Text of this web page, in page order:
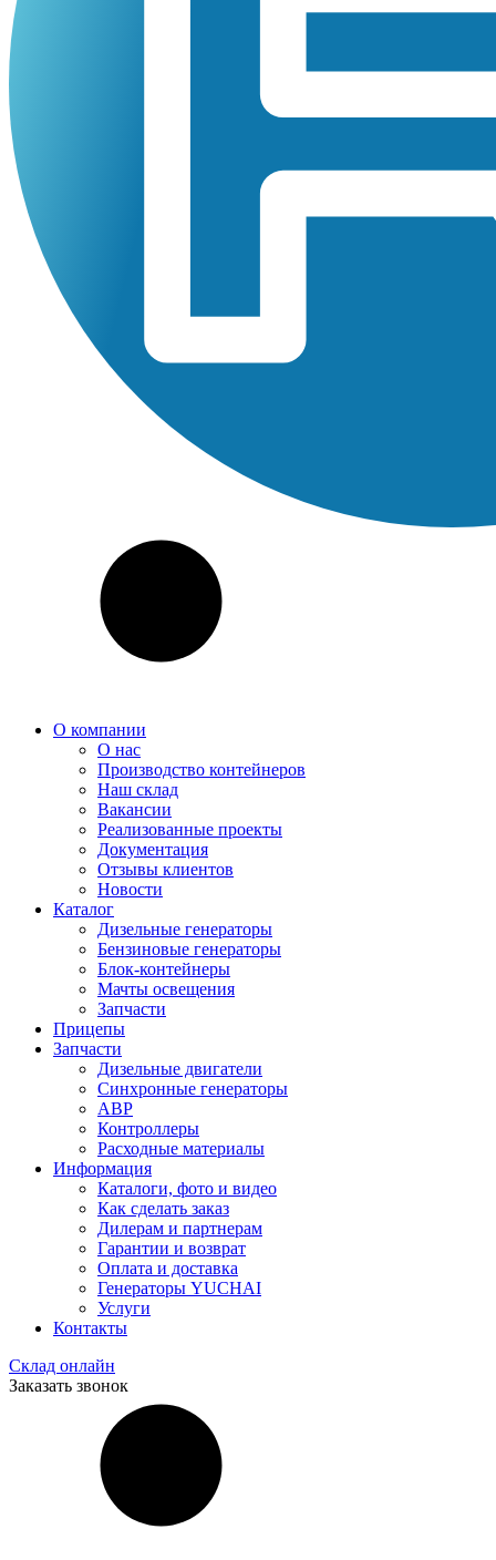
О компании
О нас
Производство контейнеров
Наш склад
Вакансии
Реализованные проекты
Документация
Отзывы клиентов
Новости
Каталог
Дизельные генераторы
Бензиновые генераторы
Блок-контейнеры
Мачты освещения
Запчасти
Прицепы
Запчасти
Дизельные двигатели
Синхронные генераторы
АВР
Контроллеры
Расходные материалы
Информация
Каталоги, фото и видео
Как сделать заказ
Дилерам и партнерам
Гарантии и возврат
Оплата и доставка
Генераторы YUCHAI
Услуги
Контакты
Склад онлайн
Заказать звонок